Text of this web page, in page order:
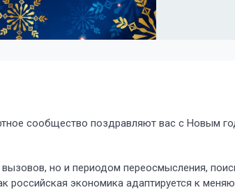
сообщество поздравляют вас с Новым
но и периодом переосмысления,
российская экономика адаптируется к